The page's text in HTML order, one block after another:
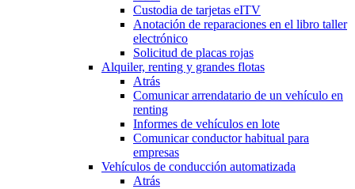
Custodia de tarjetas eITV
Anotación de reparaciones en el libro taller
electrónico
Solicitud de placas rojas
Alquiler, renting y grandes flotas
Atrás
Comunicar arrendatario de un vehículo en
renting
Informes de vehículos en lote
Comunicar conductor habitual para
empresas
Vehículos de conducción automatizada
Atrás